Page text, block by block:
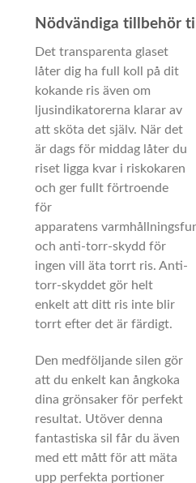
Nödvändiga tillbehör
Det transparenta glaset
låter dig ha full koll på dit
kokande ris även om
ljusindikatorerna klarar av
att sköta det själv. När det
är dags för middag låter du
riset ligga kvar i riskokaren
och ger fullt förtroende
för
apparatens
och anti-torr-skydd för
ingen vill äta torrt ris. Anti-
torr-skyddet gör helt
enkelt att ditt ris inte blir
torrt efter det är färdigt.
Den medföljande silen gör
att du enkelt kan ångkoka
dina grönsaker för perfekt
resultat. Utöver denna
fantastiska sil får du även
med ett mått för att mäta
upp perfekta portioner